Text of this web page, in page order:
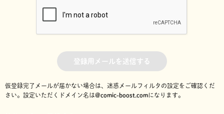
登録用メールを送信する
仮登録完了メールが届かない場合は、迷惑メールフィルタの設定をご確認くだ
さい。 設定いただくドメイン名は@comic-boost.comになります。